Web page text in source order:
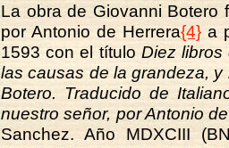
La obra de Giovanni Botero
por Antonio de Herrera{4} a
1593 con el título Diez
las causas de la grandeza,
Botero. Traducido de
nuestro señor, por Antonio
Sanchez. Año MDXCIII